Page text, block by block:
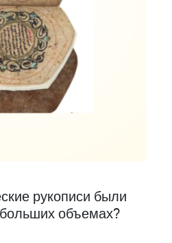
рукописи были
объемах?